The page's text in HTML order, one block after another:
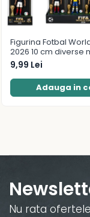
Figurina Fotbal
2026 10 cm diverse
9,99 Lei
Adauga in
Nu rata